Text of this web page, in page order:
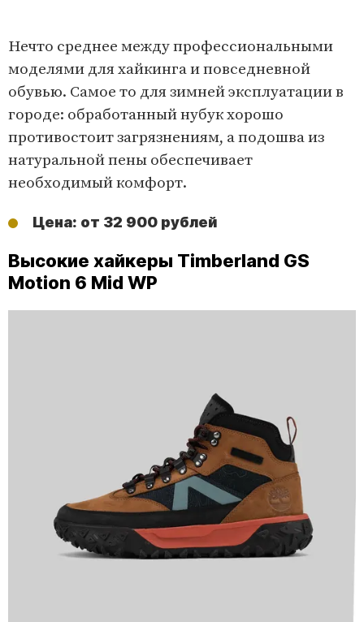
Нечто среднее между профессиональными
моделями для хайкинга и повседневной
обувью. Самое то для зимней эксплуатации в
городе: обработанный нубук хорошо
противостоит загрязнениям, а подошва из
натуральной пены обеспечивает
необходимый комфорт.
Цена: от 32 900 рублей
Высокие хайкеры Timberland GS
Motion 6 Mid WP